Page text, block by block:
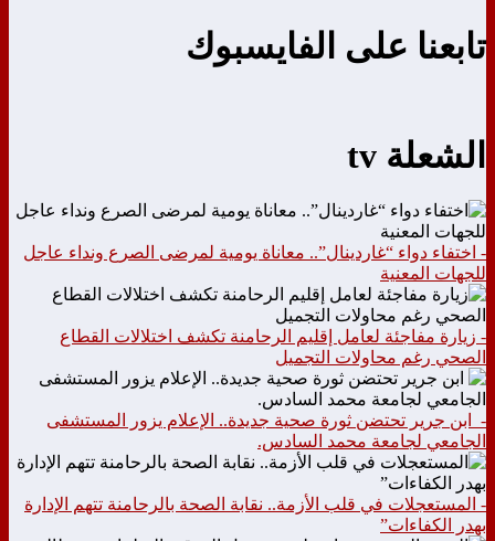
تابعنا على الفايسبوك
الشعلة tv
- اختفاء دواء “غاردينال”.. معاناة يومية لمرضى الصرع ونداء عاجل
للجهات المعنية
- زيارة مفاجئة لعامل إقليم الرحامنة تكشف اختلالات القطاع
الصحي رغم محاولات التجميل
- ابن جرير تحتضن ثورة صحية جديدة.. الإعلام يزور المستشفى
الجامعي لجامعة محمد السادس.
- المستعجلات في قلب الأزمة.. نقابة الصحة بالرحامنة تتهم الإدارة
بهدر الكفاءات”